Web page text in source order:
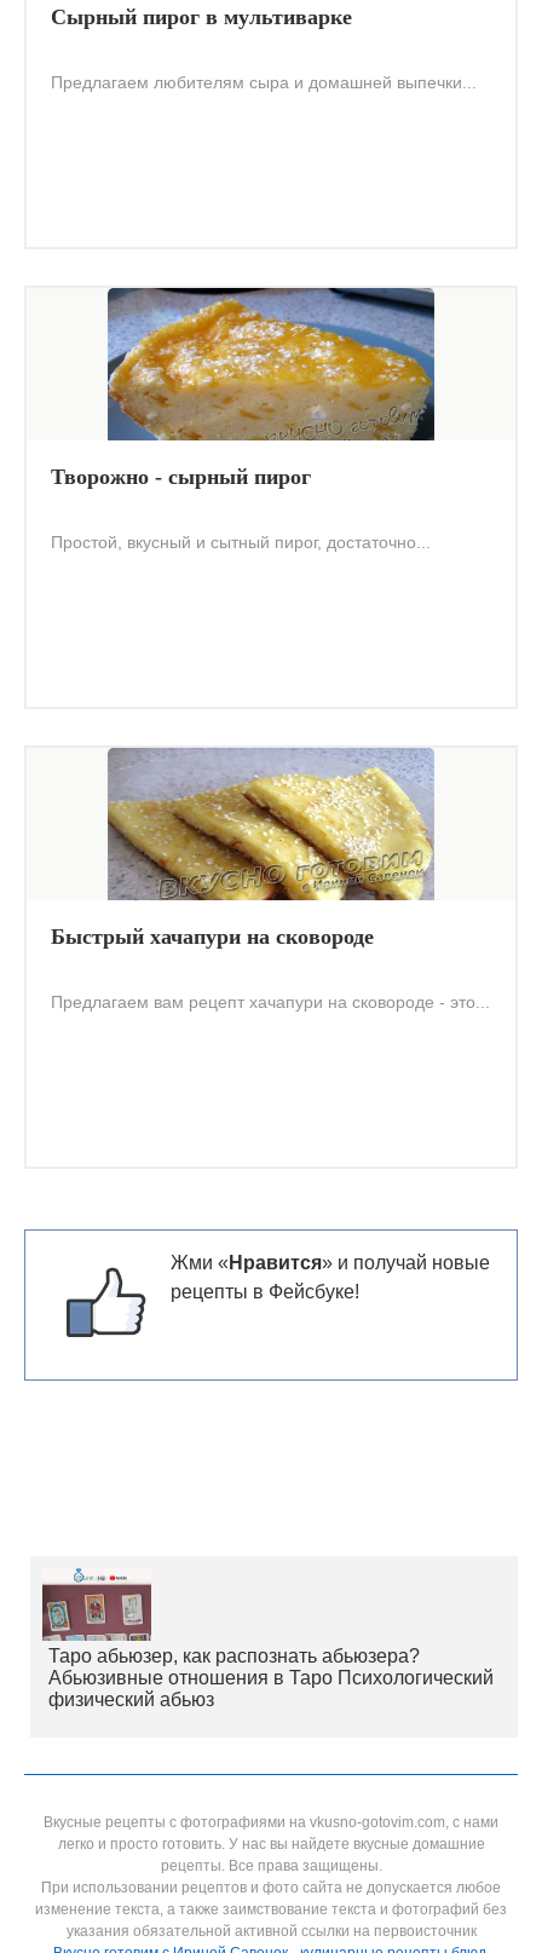
Сырный пирог в мультиварке
Предлагаем любителям сыра и домашней выпечки...
Творожно - сырный пирог
Простой, вкусный и сытный пирог, достаточно...
Быстрый хачапури на сковороде
Предлагаем вам рецепт хачапури на сковороде - это...
Жми « Нравится» и получай новые
рецепты в Фейсбуке!
Таро абьюзер, как распознать абьюзера?
Абьюзивные отношения в Таро Психологический
физический абьюз
Вкусные рецепты с фотографиями на vkusno-gotovim.com, с нами
легко и просто готовить. У нас вы найдете вкусные домашние
рецепты. Все права защищены.
При использовании рецептов и фото сайта не допускается любое
изменение текста, а также заимствование текста и фотографий без
указания обязательной активной ссылки на первоисточник